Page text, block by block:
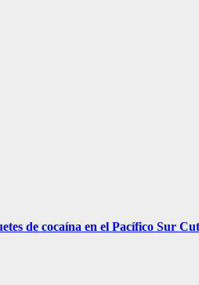
de cocaína en el Pacífico Sur